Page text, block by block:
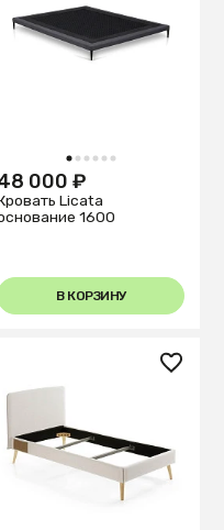
1 2 3 4 5 6
000 ₽
Licata
1600
В КОРЗИНУ